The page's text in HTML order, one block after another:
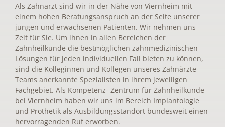
Als Zahnarzt sind wir in der Nähe von Viernheim mit
einem hohen Beratungsanspruch an der Seite unserer
jungen und erwachsenen Patienten. Wir nehmen uns
Zeit für Sie. Um ihnen in allen Bereichen der
Zahnheilkunde die bestmöglichen zahnmedizinischen
Lösungen für jeden individuellen Fall bieten zu können,
sind die Kolleginnen und Kollegen unseres Zahnärzte-
Teams anerkannte Spezialisten in ihrem jeweiligen
Fachgebiet. Als Kompetenz- Zentrum für Zahnheilkunde
bei Viernheim haben wir uns im Bereich Implantologie
und Prothetik als Ausbildungsstandort bundesweit einen
hervorragenden Ruf erworben.